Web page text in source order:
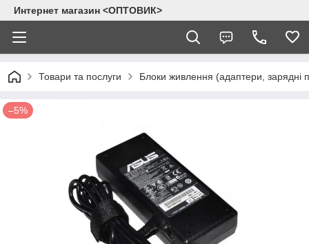
Интернет магазин <ОПТОВИК>
Товари та послуги Блоки живлення (адаптери, зарядні
–5%